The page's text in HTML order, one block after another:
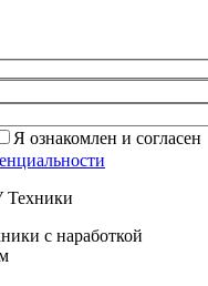
Я ознакомлен и согласен
Техники
с наработкой